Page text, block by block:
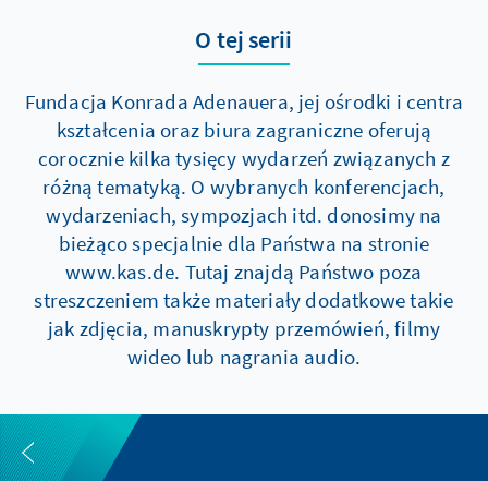
O tej serii
Fundacja Konrada Adenauera, jej ośrodki i centra
kształcenia oraz biura zagraniczne oferują
corocznie kilka tysięcy wydarzeń związanych z
różną tematyką. O wybranych konferencjach,
wydarzeniach, sympozjach itd. donosimy na
bieżąco specjalnie dla Państwa na stronie
www.kas.de. Tutaj znajdą Państwo poza
streszczeniem także materiały dodatkowe takie
jak zdjęcia, manuskrypty przemówień, filmy
wideo lub nagrania audio.